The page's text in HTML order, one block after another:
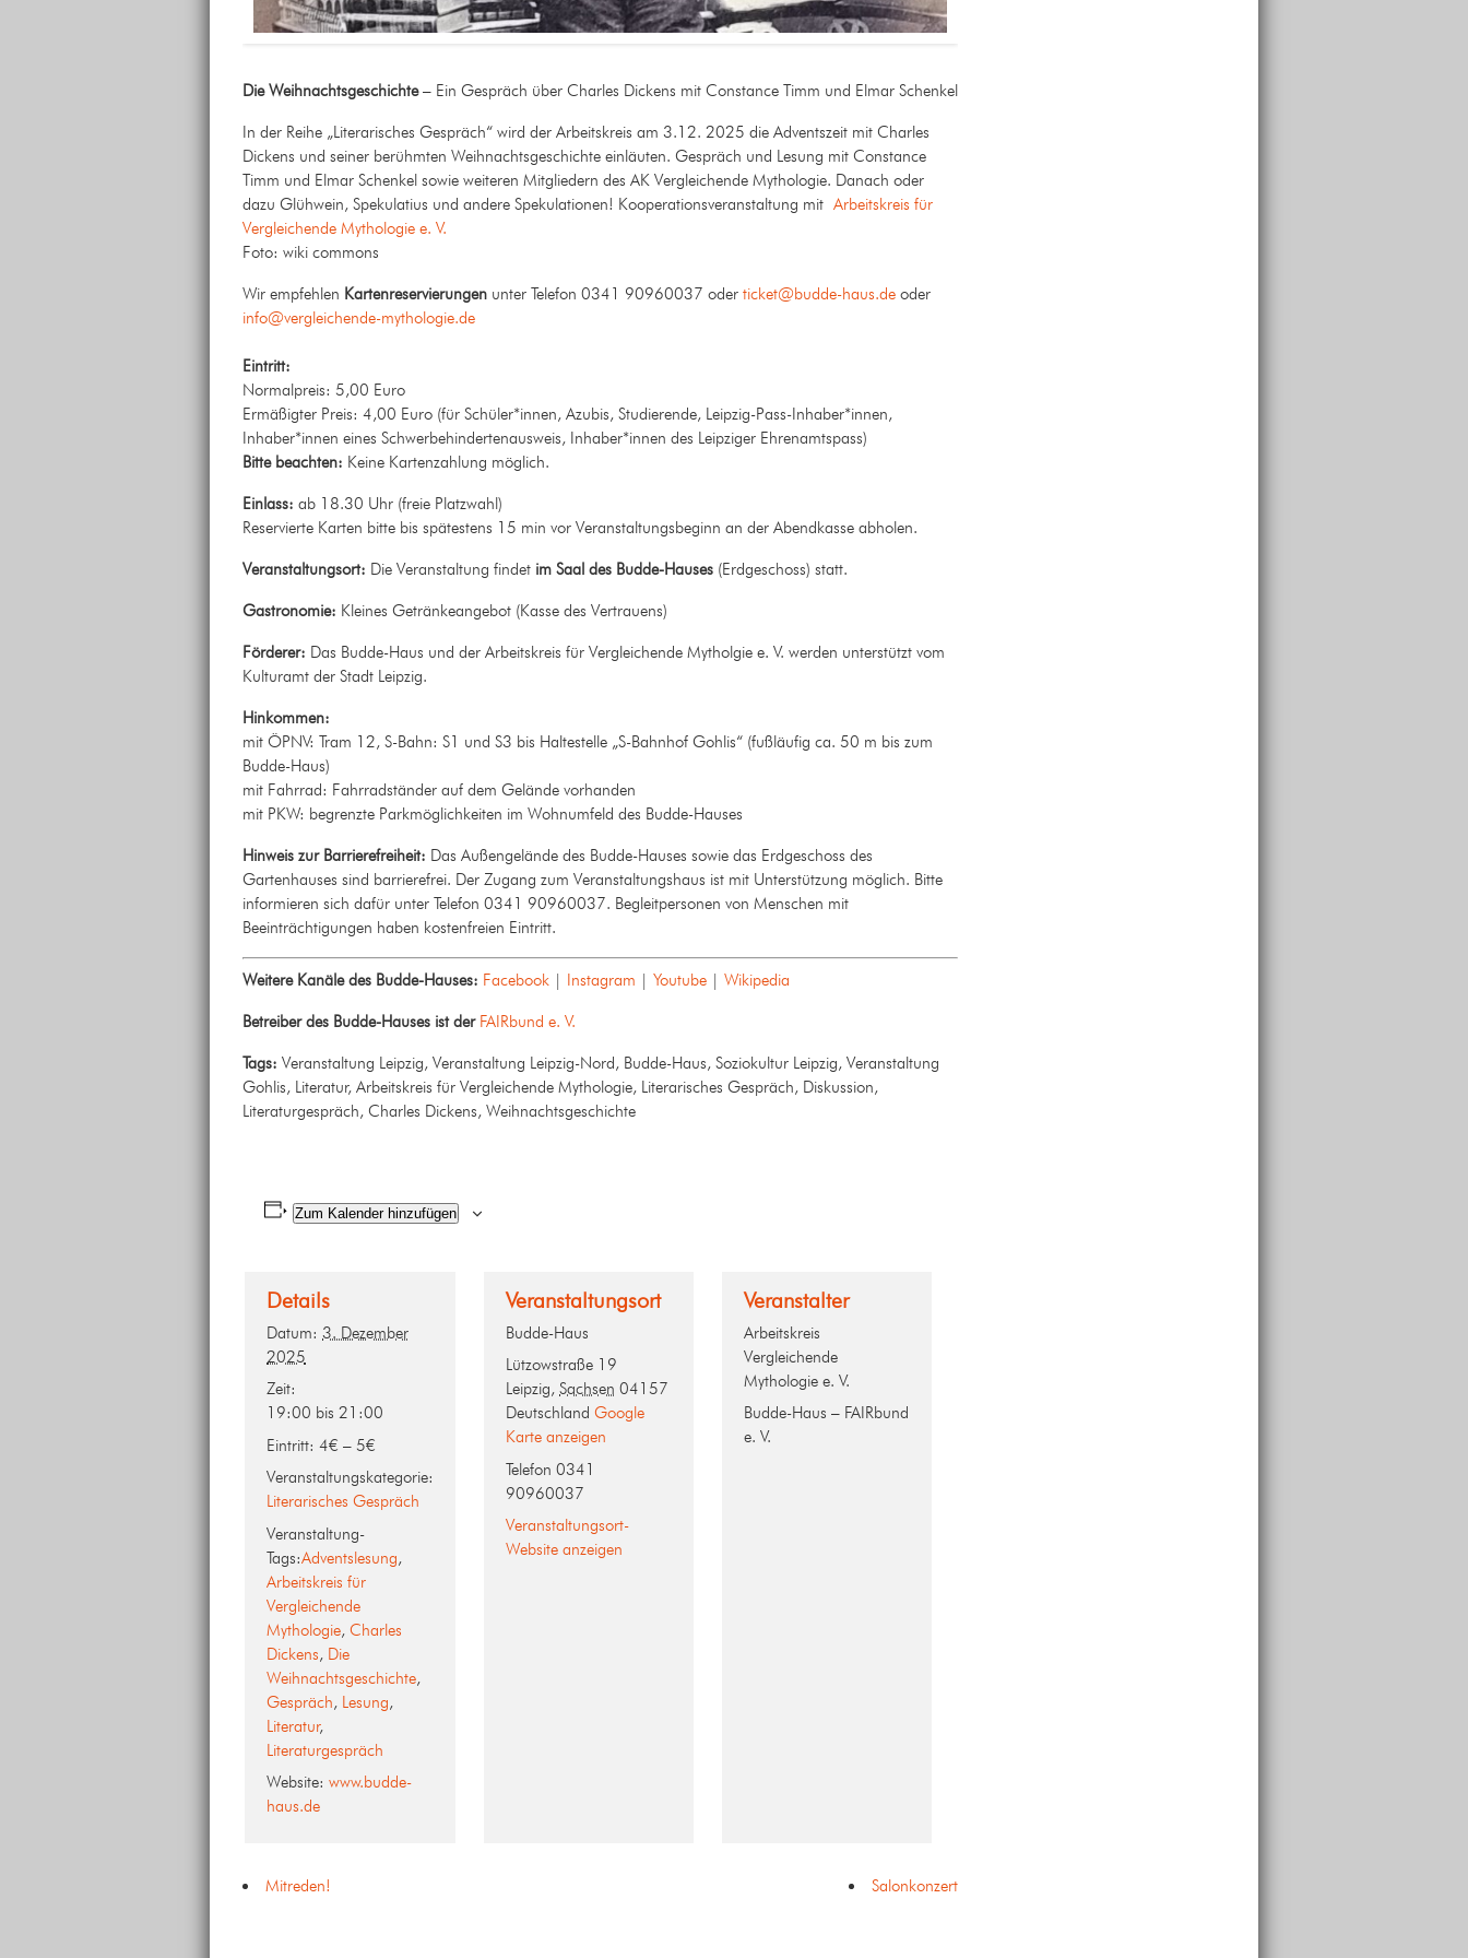
Die Weihnachtsgeschichte– Ein Gespräch über Charles Dickens mit Constance Timm und Elmar Schenkel
In der Reihe „Literarisches Gespräch“ wird der Arbeitskreis am 3.12. 2025 die Adventszeit mit Charles
Dickens und seiner berühmten Weihnachtsgeschichte einläuten. Gespräch und Lesung mit Constance
Timm und Elmar Schenkel sowie weiteren Mitgliedern des AK Vergleichende Mythologie. Danach oder
dazu Glühwein, Spekulatius und andere Spekulationen! Kooperationsveranstaltung mit Arbeitskreis für
Vergleichende Mythologie e. V.
Foto: wiki commons
Wir empfehlen Kartenreservierungen unter Telefon 0341 90960037 oder ticket@budde-haus.de oder
info@vergleichende-mythologie.de
Eintritt:
Normalpreis: 5,00 Euro
Ermäßigter Preis: 4,00 Euro (für Schüler*innen, Azubis, Studierende, Leipzig-Pass-Inhaber*innen,
Inhaber*innen eines Schwerbehindertenausweis, Inhaber*innen des Leipziger Ehrenamtspass)
Bitte beachten: Keine Kartenzahlung möglich.
Einlass: ab 18.30 Uhr (freie Platzwahl)
Reservierte Karten bitte bis spätestens 15 min vor Veranstaltungsbeginn an der Abendkasse abholen.
Veranstaltungsort: Die Veranstaltung findet im Saal des Budde-Hauses (Erdgeschoss) statt.
Gastronomie: Kleines Getränkeangebot (Kasse des Vertrauens)
Förderer: Das Budde-Haus und der Arbeitskreis für Vergleichende Mytholgie e. V. werden unterstützt vom
Kulturamt der Stadt Leipzig.
Hinkommen:
mit ÖPNV: Tram 12, S-Bahn: S1 und S3 bis Haltestelle „S-Bahnhof Gohlis“ (fußläufig ca. 50 m bis zum
Budde-Haus)
mit Fahrrad: Fahrradständer auf dem Gelände vorhanden
mit PKW: begrenzte Parkmöglichkeiten im Wohnumfeld des Budde-Hauses
Hinweis zur Barrierefreiheit: Das Außengelände des Budde-Hauses sowie das Erdgeschoss des
Gartenhauses sind barrierefrei. Der Zugang zum Veranstaltungshaus ist mit Unterstützung möglich. Bitte
informieren sich dafür unter Telefon 0341 90960037. Begleitpersonen von Menschen mit
Beeinträchtigungen haben kostenfreien Eintritt.
Weitere Kanäle des Budde-Hauses: Facebook | Instagram | Youtube | Wikipedia
Betreiber des Budde-Hauses ist der FAIRbund e. V.
Tags: Veranstaltung Leipzig, Veranstaltung Leipzig-Nord, Budde-Haus, Soziokultur Leipzig, Veranstaltung
Gohlis, Literatur, Arbeitskreis für Vergleichende Mythologie, Literarisches Gespräch, Diskussion,
Literaturgespräch, Charles Dickens, Weihnachtsgeschichte
Zum Kalender hinzufügen
Details
Datum: 3. Dezember
2025
Zeit:
19:00 bis 21:00
Eintritt: 4€ – 5€
Veranstaltungskategorie:
Literarisches Gespräch
Veranstaltung-
Tags:Adventslesung,
Arbeitskreis für
Vergleichende
Mythologie, Charles
Dickens, Die
Weihnachtsgeschichte,
Gespräch, Lesung,
Literatur,
Literaturgespräch
Website: www.budde-
haus.de
Veranstaltungsort
Budde-Haus
Lützowstraße 19
Leipzig, Sachsen 04157
Deutschland Google
Karte anzeigen
Telefon 0341
90960037
Veranstaltungsort-
Website anzeigen
Veranstalter
Arbeitskreis
Vergleichende
Mythologie e. V.
Budde-Haus – FAIRbund
e. V.
Mitreden! Salonkonzert